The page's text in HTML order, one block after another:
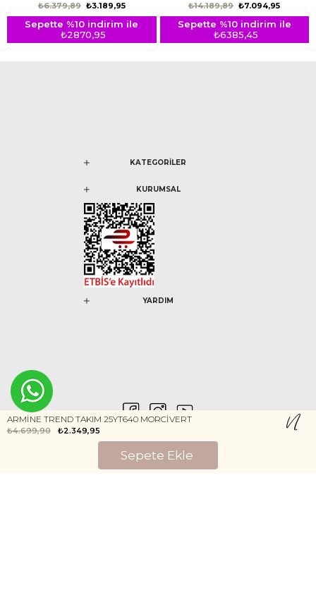
₺3.189,95
₺6.379,89
Sepette %10 indirim ile
₺2870,95
₺7.094,95
₺14.189,89
Sepette %10 indirim ile
₺6385,45
KATEGORİLER
KURUMSAL
YARDIM
ARMİNE TREND TAKIM 25YT640 MORCİVERT
₺4.699,90 ₺2.349,95